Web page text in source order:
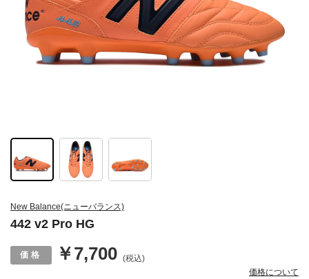
New Balance(ニューバランス)
442 v2 Pro HG
￥7,700 (税込)
価格について